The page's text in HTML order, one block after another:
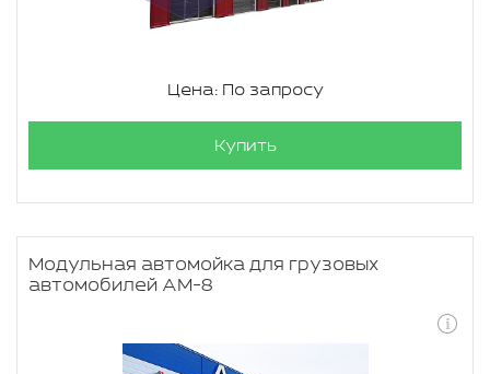
Цена: По запросу
Купить
Модульная автомойка для грузовых
автомобилей АМ-8